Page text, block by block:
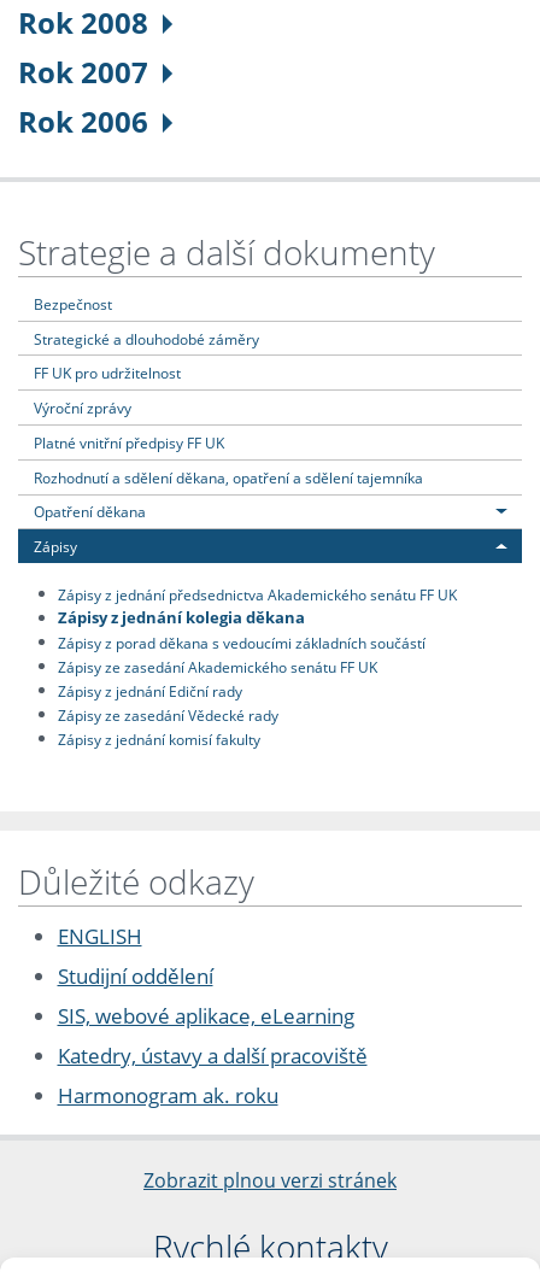
Rok 2008
Rok 2007
Rok 2006
Strategie a další dokumenty
Bezpečnost
Strategické a dlouhodobé záměry
FF UK pro udržitelnost
Výroční zprávy
Platné vnitřní předpisy FF UK
Rozhodnutí a sdělení děkana, opatření a sdělení tajemníka
Opatření děkana
Zápisy
Zápisy z jednání předsednictva Akademického senátu FF UK
Zápisy z jednání kolegia děkana
Zápisy z porad děkana s vedoucími základních součástí
Zápisy ze zasedání Akademického senátu FF UK
Zápisy z jednání Ediční rady
Zápisy ze zasedání Vědecké rady
Zápisy z jednání komisí fakulty
Důležité odkazy
ENGLISH
Studijní oddělení
SIS, webové aplikace, eLearning
Katedry, ústavy a další pracoviště
Harmonogram ak. roku
Zobrazit plnou verzi stránek
Rychlé kontakty